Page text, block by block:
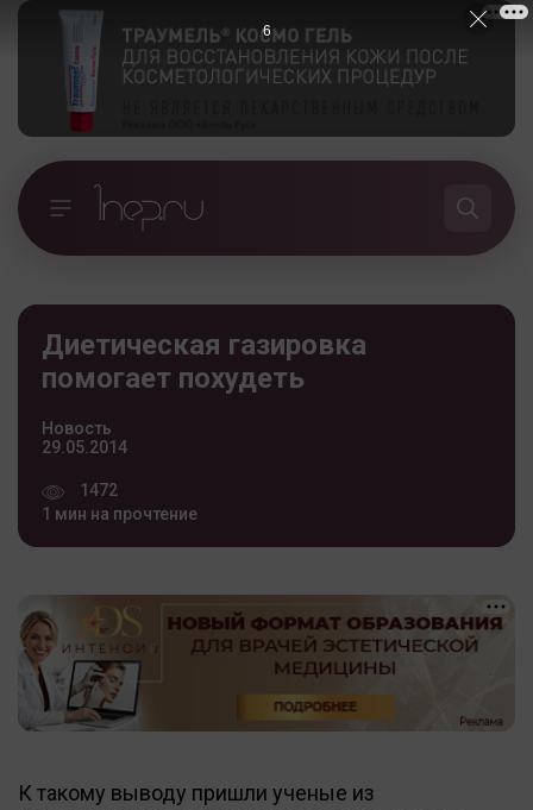
Диетическая газировка
помогает похудеть
Новость
29.05.2014
1472
1 мин на прочтение
К такому выводу пришли ученые из
5